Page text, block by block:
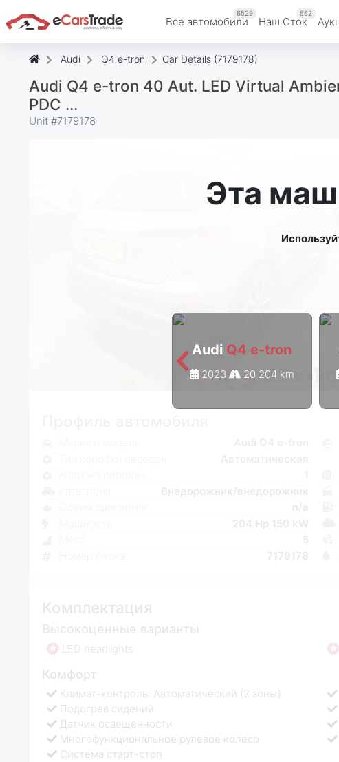
Все автомобили
6529
Наш Cток
562
Audi Q4 e-tron Car Details (7179178)
Audi Q4 e-tron 40 Aut. LED Virtual
PDC ...
Unit #7179178
Эта
Audi Q4 e-tron
2023 20 204 km
5
7179178
Комплектация
Высокоценные варианты
LED headlights
Комфорт
Климат-контроль: Автоматический (2 зоны)
Подогрев сидений
Датчик освещенности
Многофункциональное рулевое колесо
Система старт-стоп